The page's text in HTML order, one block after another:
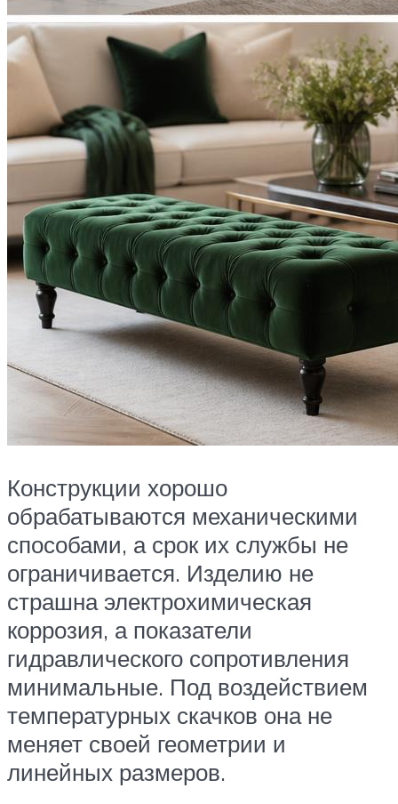
Конструкции хорошо
обрабатываются механическими
способами, а срок их службы не
ограничивается. Изделию не
страшна электрохимическая
коррозия, а показатели
гидравлического сопротивления
минимальные. Под воздействием
температурных скачков она не
меняет своей геометрии и
линейных размеров.